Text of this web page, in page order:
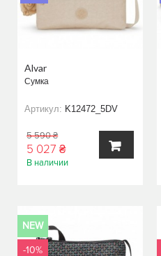
Alvar
Сумка
Артикул: K12472_5DV
5 590 ₴
5 027 ₴
В наличии
NEW
-10%